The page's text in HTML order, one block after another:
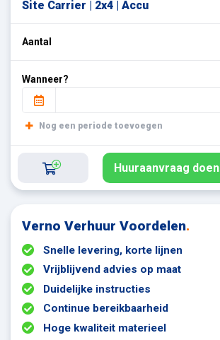
Site Carrier | 2x4 | Accu
Aantal
Wanneer?
Nog een periode toevoegen
Huuraanvraag doen
Verno Verhuur Voordelen.
Snelle levering, korte lijnen
Vrijblijvend advies op maat
Duidelijke instructies
Continue bereikbaarheid
Hoge kwaliteit materieel